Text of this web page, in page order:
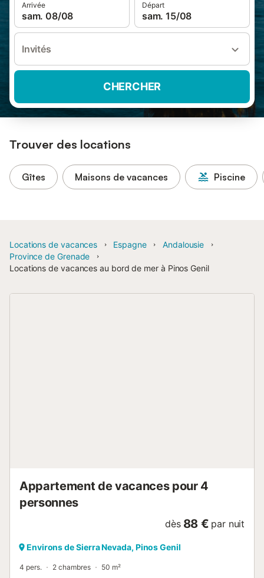
Arrivée
sam. 08/08
Départ
sam. 15/08
Invités
CHERCHER
Trouver des locations
Gîtes Maisons de vacances Piscine
Locations de vacances Espagne
Andalousie
Province de Grenade
Locations de vacances au bord de mer à Pinos Genil
Appartement de vacances pour 4
personnes
dès 88 € par nuit
Environs de Sierra Nevada, Pinos Genil
4 pers. 2 chambres 50 m²